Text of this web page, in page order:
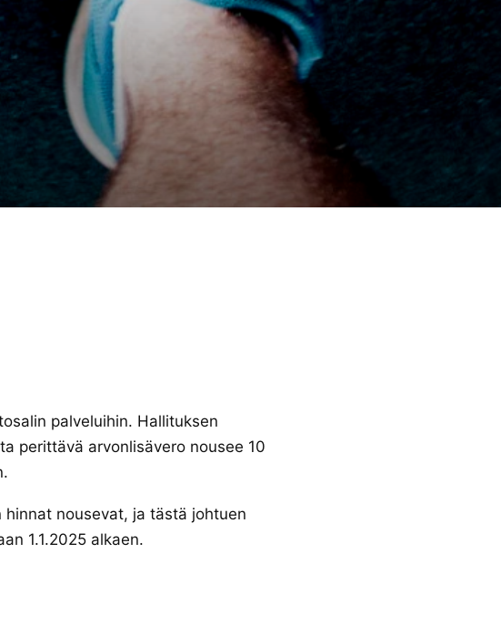
palveluihin. Hallituksen
perittävä arvonlisävero nousee 10
nousevat, ja tästä johtuen
1.1.2025 alkaen.